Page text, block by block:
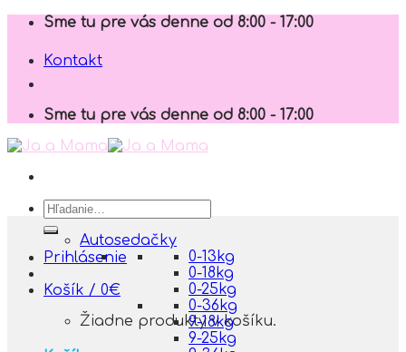
Skip
content
Sme tu pre vás denne od 8:00 - 17:00
Kontakt
Sme tu pre vás denne od 8:00 - 17:00
Hľadať:
Prihlásenie
Košík / 0€
Žiadne produkty v košíku.
Autosedačky
0-13kg
0-18kg
0-25kg
0-36kg
9-18kg
9-25kg